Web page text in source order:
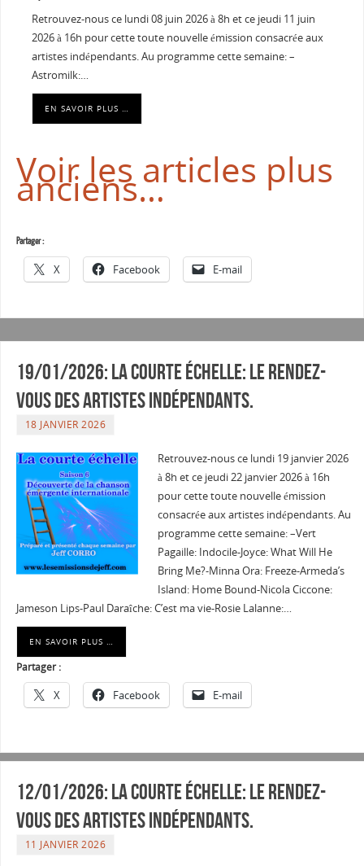
Retrouvez-nous ce lundi 08 juin 2026 à 8h et ce jeudi 11 juin
2026 à 16h pour cette toute nouvelle émission consacrée aux
artistes indépendants. Au programme cette semaine: –
Astromilk:…
EN SAVOIR PLUS …
Voir les articles plus
anciens…
Partager :
X Facebook E-mail
19/01/2026: La courte échelle: Le rendez-
vous des artistes indépendants.
18 JANVIER 2026
Retrouvez-nous ce lundi 19 janvier 2026
à 8h et ce jeudi 22 janvier 2026 à 16h
pour cette toute nouvelle émission
consacrée aux artistes indépendants. Au
programme cette semaine: –Vert
Pagaille: Indocile-Joyce: What Will He
Bring Me?-Minna Ora: Freeze-Armeda’s
Island: Home Bound-Nicola Ciccone:
Jameson Lips-Paul Daraîche: C’est ma vie-Rosie Lalanne:…
EN SAVOIR PLUS …
Partager :
X Facebook E-mail
12/01/2026: La courte échelle: Le rendez-
vous des artistes indépendants.
11 JANVIER 2026